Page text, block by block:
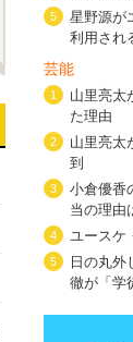
5
星野源が
利用され
芸能
1
山里亮太
た理由
2
山里亮太
到
3
小倉優香
当の理由
4 ユースケ
5
日の丸外
徹が「学